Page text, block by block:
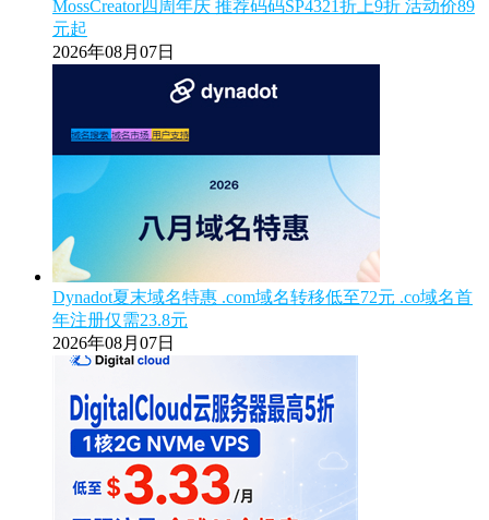
MossCreator四周年庆 推荐码码SP4321折上9折 活动价89
元起
2026年08月07日
Dynadot夏末域名特惠 .com域名转移低至72元 .co域名首
年注册仅需23.8元
2026年08月07日